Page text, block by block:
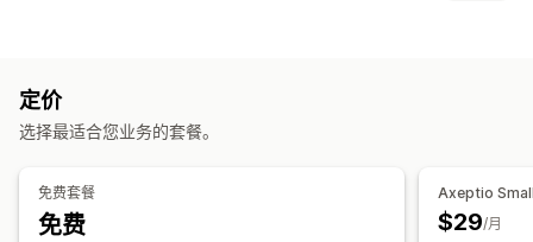
隐私合规
法规
APPI CCPA
定价
选择最适合您业务的套餐。
免费套餐
免费
Axeptio
$29/月